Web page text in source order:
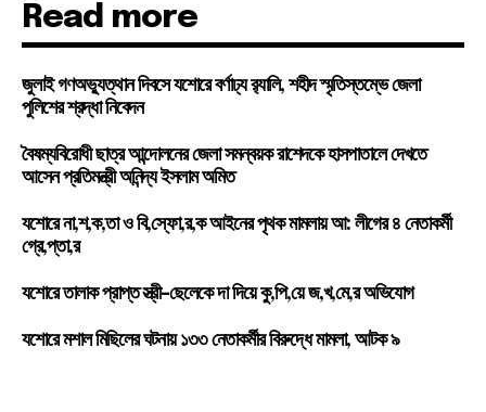
Read more
জুলাই গণঅভ্যুত্থান দিবসে যশোরে বর্ণাঢ্য র‍্যালি, শহীদ স্মৃতিস্তম্ভে জেলা
পুলিশের শ্রদ্ধা নিবেদন
বৈষম্যবিরোধী ছাত্র আন্দোলনের জেলা সমন্বয়ক রাশেদকে হাসপাতালে দেখতে
আসেন প্রতিমন্ত্রী অনিন্দ্য ইসলাম অমিত
যশোরে না,শ,ক,তা ও বি,স্ফো,র,ক আইনের পৃথক মামলায় আ: লীগের ৪ নেতাকর্মী
গ্রে,প্তা,র
যশোরে তালাক প্রাপ্ত স্ত্রী-ছেলেকে দা দিয়ে কু,পি,য়ে জ,খ,মে,র অভিযোগ
যশোরে মশাল মিছিলের ঘটনায় ১৩৩ নেতাকর্মীর বিরুদ্ধে মামলা, আটক ৯